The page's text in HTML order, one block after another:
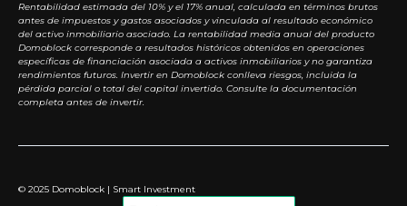
Rentabilidad estimada del 10% y el 17% anual, calculada en términos brutos
antes de impuestos y gastos asociados y vinculada al resultado económico
del activo inmobiliario asociado. La rentabilidad media anual del producto
Domoblock corresponde a resultados históricos obtenidos en operaciones
específicas de financiación asociada a activos inmobiliarios y no garantiza
rendimientos futuros. Invertir en Domoblock conlleva riesgos, incluida la
pérdida parcial o total del capital invertido. Consulte la documentación
completa antes de invertir.
© 2025 Domoblock | Smart Investment